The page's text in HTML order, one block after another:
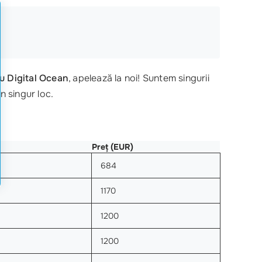
Digital Ocean, apelează la noi! Suntem singurii
singur loc.
Preț (EUR)
684
1170
1200
1200